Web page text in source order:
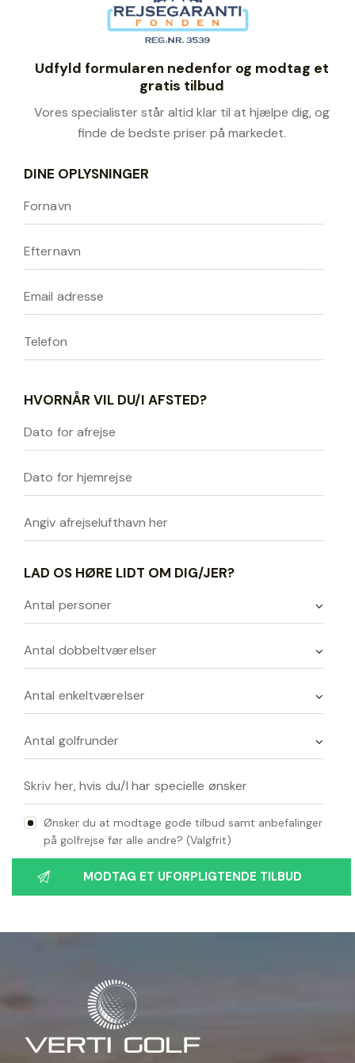
Udfyld formularen nedenfor og modtag et
gratis tilbud
Vores specialister står altid klar til at hjælpe dig, og
finde de bedste priser på markedet.
DINE OPLYSNINGER
HVORNÅR VIL DU/I AFSTED?
LAD OS HØRE LIDT OM DIG/JER?
Ønsker du at modtage gode tilbud samt anbefalinger
på golfrejse før alle andre? (Valgfrit)